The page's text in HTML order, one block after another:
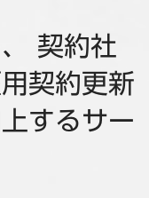
契約社
契約更新
するサー